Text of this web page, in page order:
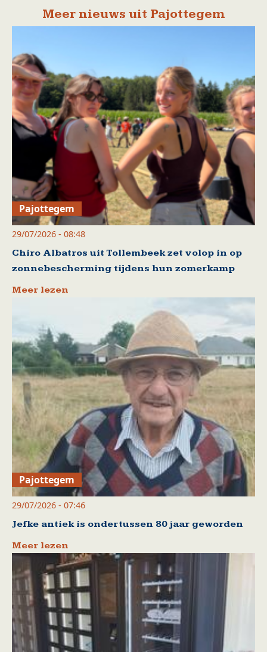
Meer nieuws uit Pajottegem
Pajottegem
29/07/2026 - 08:48
Chiro Albatros uit Tollembeek zet volop in op
zonnebescherming tijdens hun zomerkamp
Meer lezen
Pajottegem
29/07/2026 - 07:46
Jefke antiek is ondertussen 80 jaar geworden
Meer lezen